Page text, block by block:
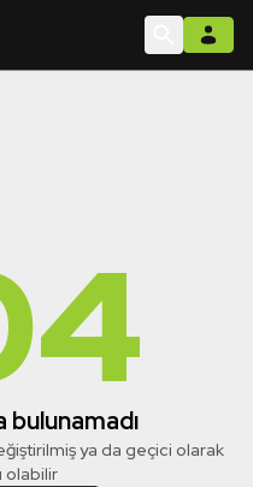
bulunamadı
ya da geçici olarak
olabilir